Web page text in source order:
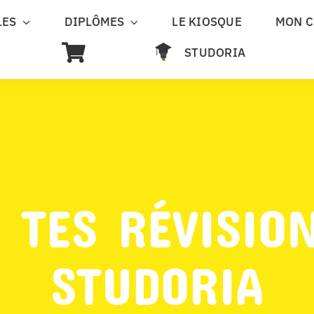
DIPLÔMES LE KIOSQUE
MON
STUDORIA
TES
STUDORIA